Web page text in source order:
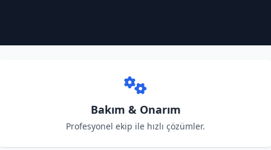
Bakım & Onarım
Profesyonel ekip ile hızlı çözümler.